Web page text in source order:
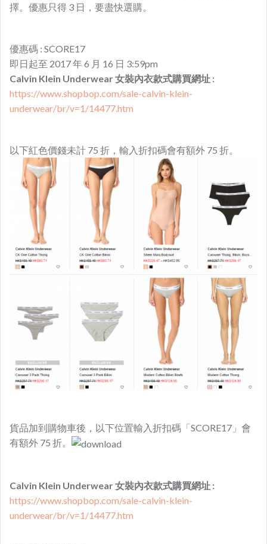
擇。優惠只得 3 日，要盡快選購。
優惠碼 : SCORE17
即日起至 2017 年 6 月 16 日 3:59pm
Calvin Klein Underwear 女裝內衣款式購買網址 :
https://www.shopbop.com/sale-calvin-klein-
underwear/br/v=1/14477.htm
以下紅色價錢未計 75 折，輸入折扣碼會有額外 75 折。
貨品加到購物車後，以下位置輸入折扣碼「SCORE17」會
有額外 75 折。
Calvin Klein Underwear 女裝內衣款式購買網址 :
https://www.shopbop.com/sale-calvin-klein-
underwear/br/v=1/14477.htm